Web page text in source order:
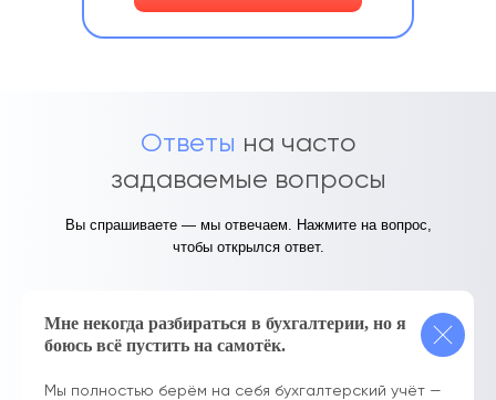
Ответы на часто
задаваемые вопросы
Вы спрашиваете — мы отвечаем. Нажмите на вопрос,
чтобы открылся ответ.
Мне некогда разбираться в бухгалтерии, но я
боюсь всё пустить на самотёк.
Мы полностью берём на себя бухгалтерский учёт —